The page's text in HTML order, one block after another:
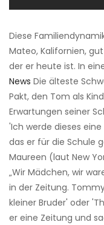
Diese
Mateo, Kalifornien,
der er heute ist. In
News Die älteste
Pakt, den Tom als
Erwartungen seiner
'Ich werde dieses eine
das er für die Schule
Maureen (laut New
„Wir Mädchen, wir
in der Zeitung.
kleiner Bruder' oder
er eine Zeitung und